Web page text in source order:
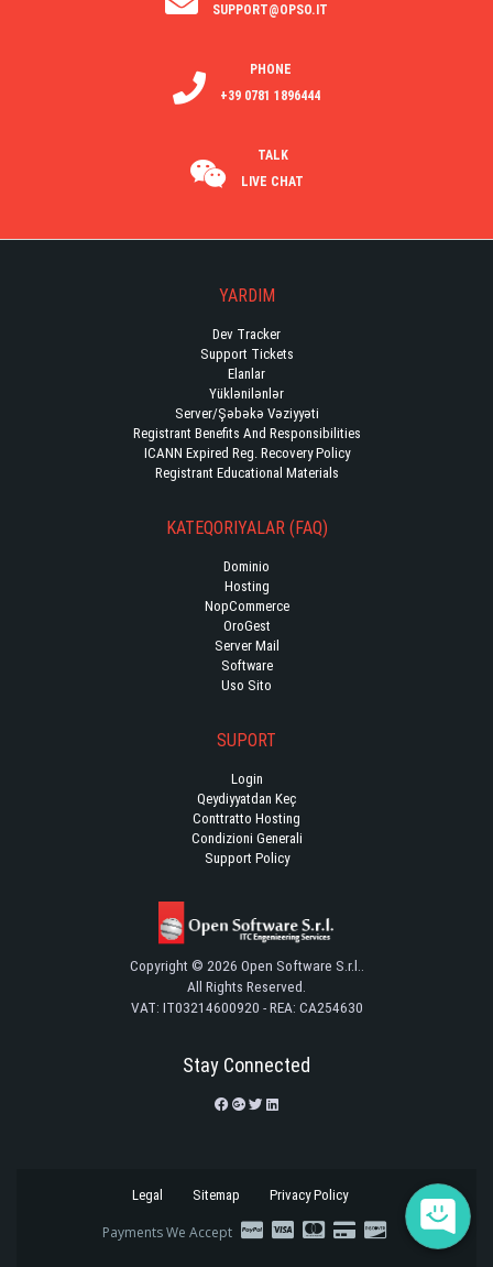
SUPPORT@OPSO.IT
PHONE
+39 0781 1896444
TALK
LIVE CHAT
YARDIM
Dev Tracker
Support Tickets
Elanlar
Yüklənilənlər
Server/Şəbəkə Vəziyyəti
Registrant Benefits And Responsibilities
ICANN Expired Reg. Recovery Policy
Registrant Educational Materials
KATEQORIYALAR (FAQ)
Dominio
Hosting
NopCommerce
OroGest
Server Mail
Software
Uso Sito
SUPORT
Login
Qeydiyyatdan Keç
Conttratto Hosting
Condizioni Generali
Support Policy
Copyright © 2026 Open Software S.r.l..
All Rights Reserved.
VAT: IT03214600920 - REA: CA254630
Stay Connected
Legal Sitemap Privacy Policy
Payments We Accept